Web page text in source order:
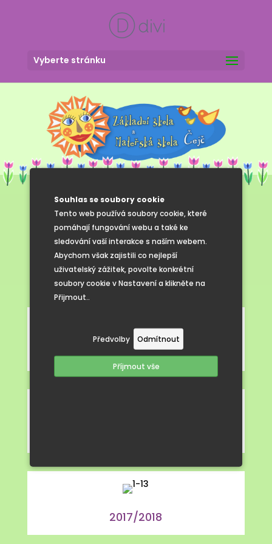
Souhlas se soubory cookie
Tento web používá soubory cookie, které
pomáhají fungování webu a také ke
sledování vaší interakce s naším webem.
Abychom však zajistili co nejlepší
uživatelský zážitek, povolte konkrétní
soubory cookie v Nastavení a klikněte na
Přijmout..
Předvolby Odmítnout
Příjmout vše
Vyberte stránku
Fotogalerie
2019/2020
2017/2018